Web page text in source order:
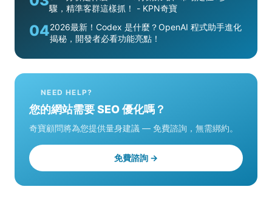
驟，精準客群這樣抓！ - KPN奇寶
042026最新！Codex 是什麼？OpenAI 程式助手進化
揭秘，開發者必看功能亮點！
NEED HELP?
您的網站需要 SEO 優化嗎？
奇寶顧問將為您提供量身建議 — 免費諮詢，無需綁約。
免費諮詢 →